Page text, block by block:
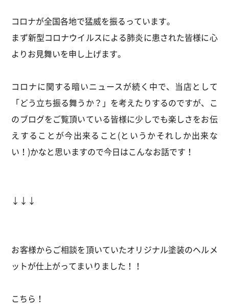
コロナが全国各地で猛威を振るっています。
まず新型コロナウイルスによる肺炎に患された皆様に心
よりお見舞いを申し上げます。
コロナに関する暗いニュースが続く中で、当店として
「どう立ち振る舞うか？」を考えたりするのですが、こ
のブログをご覧頂いている皆様に少しでも楽しさをお伝
えすることが今出来ること(というかそれしか出来な
い！)かなと思いますので今日はこんなお話です！
↓↓↓
お客様からご相談を頂いていたオリジナル塗装のヘルメ
ットが仕上がってまいりました！！
こちら！